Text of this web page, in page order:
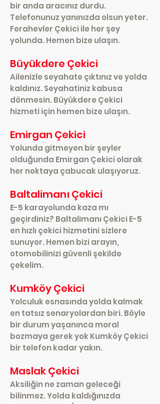
bir anda aracınız durdu.
Telefonunuz yanınızda olsun yeter.
Ferahevler Çekici ile her şey
yolunda. Hemen bize ulaşın.
Büyükdere Çekici
Ailenizle seyahate çıktınız ve yolda
kaldınız. Seyahatiniz kabusa
dönmesin. Büyükdere Çekici
hizmeti için hemen bize ulaşın.
Emirgan Çekici
Yolunda gitmeyen bir şeyler
olduğunda Emirgan Çekici olarak
her noktaya çabucak ulaşıyoruz.
Baltalimanı Çekici
E-5 karayolunda kaza mı
geçirdiniz? Baltalimanı Çekici E-5
en hızlı çekici hizmetini sizlere
sunuyor. Hemen bizi arayın,
otomobilinizi güvenli şekilde
çekelim.
Kumköy Çekici
Yolculuk esnasında yolda kalmak
en tatsız senaryolardan biri. Böyle
bir durum yaşanınca moral
bozmaya gerek yok Kumköy Çekici
bir telefon kadar yakın.
Maslak Çekici
Aksiliğin ne zaman geleceği
bilinmez. Yolda kaldığınızda